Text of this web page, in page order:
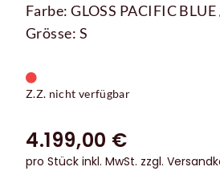
Farbe: GLOSS PACIFIC
Grösse: S
Z.Z. nicht verfügbar
4.199,00 €
pro Stück inkl. MwSt. zzgl.